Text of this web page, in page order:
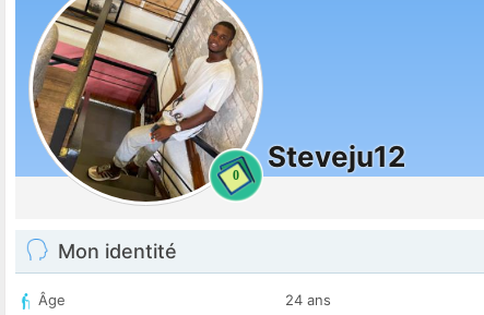
0
Steveju12
Mon identité
Âge
24 ans